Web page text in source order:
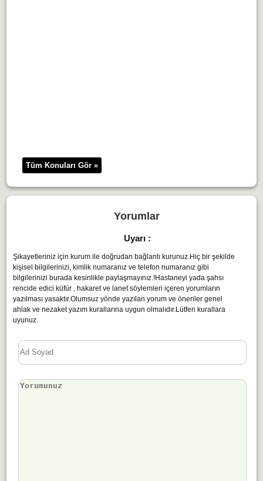
Tüm Konuları Gör »
Yorumlar
Uyarı :
Şikayetleriniz için kurum ile doğrudan bağlantı kurunuz.Hiç bir şekilde
kişisel bilgilerinizi, kimlik numaranız ve telefon numaranız gibi
bilgilerinizi burada kesinlikle paylaşmayınız.!Hastaneyi yada şahsı
rencide edici küfür , hakaret ve lanet söylemleri içeren yorumların
yazılması yasaktır.Olumsuz yönde yazılan yorum ve öneriler genel
ahlak ve nezaket yazım kurallarına uygun olmalıdır.Lütfen kurallara
uyunuz.